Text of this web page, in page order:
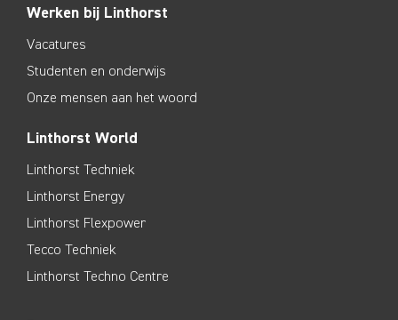
Werken bij Linthorst
Vacatures
Studenten en onderwijs
Onze mensen aan het woord
Linthorst World
Linthorst Techniek
Linthorst Energy
Linthorst Flexpower
Tecco Techniek
Linthorst Techno Centre